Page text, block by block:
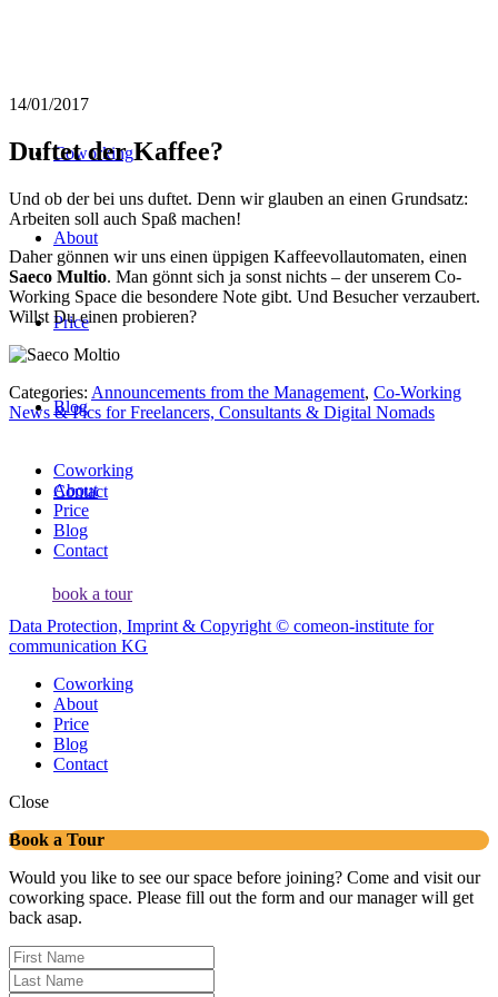
Coworking
About
Price
Blog
Contact
book a tour
14/01/2017
Duftet der Kaffee?
Und ob der bei uns duftet. Denn wir glauben an einen Grundsatz:
Arbeiten soll auch Spaß machen!
Daher gönnen wir uns einen üppigen Kaffeevollautomaten, einen
Saeco Multio. Man gönnt sich ja sonst nichts – der unserem Co-
Working Space die besondere Note gibt. Und Besucher verzaubert.
Willst Du einen probieren?
Categories: Announcements from the Management, Co-Working
News & Pics for Freelancers, Consultants & Digital Nomads
Coworking
About
Price
Blog
Contact
Data Protection, Imprint & Copyright © comeon-institute for
communication KG
Coworking
About
Price
Blog
Contact
Close
Book a Tour
Would you like to see our space before joining? Come and visit our
coworking space. Please fill out the form and our manager will get
back asap.